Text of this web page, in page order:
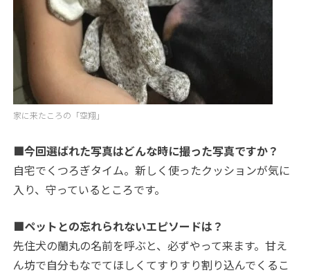
家に来たころの「空翔」
■今回選ばれた写真はどんな時に撮った写真ですか？
自宅でくつろぎタイム。新しく使ったクッションが気に
入り、守っているところです。
■ペットとの忘れられないエピソードは？
先住犬の蘭丸の名前を呼ぶと、必ずやって来ます。甘え
ん坊で自分もなでてほしくてすりすり割り込んでくるこ